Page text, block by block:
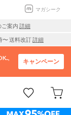
マガシーク
ご案内 詳細
〜 送料改訂詳細
キャンペーン